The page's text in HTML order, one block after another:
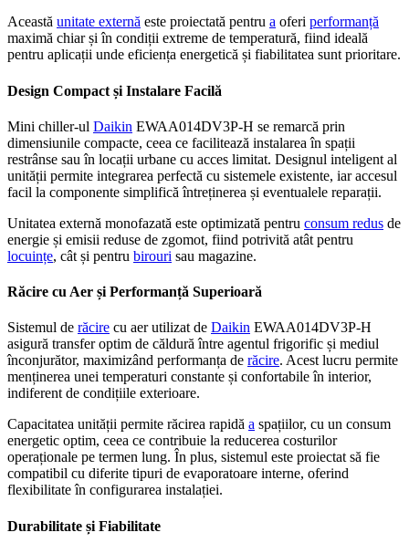
Această unitate externă este proiectată pentru a oferi performanță
maximă chiar și în condiții extreme de temperatură, fiind ideală
pentru aplicații unde eficiența energetică și fiabilitatea sunt prioritare.
Design Compact și Instalare Facilă
Mini chiller-ul Daikin EWAA014DV3P-H se remarcă prin
dimensiunile compacte, ceea ce facilitează instalarea în spații
restrânse sau în locații urbane cu acces limitat. Designul inteligent al
unității permite integrarea perfectă cu sistemele existente, iar accesul
facil la componente simplifică întreținerea și eventualele reparații.
Unitatea externă monofazată este optimizată pentru consum redus de
energie și emisii reduse de zgomot, fiind potrivită atât pentru
locuințe, cât și pentru birouri sau magazine.
Răcire cu Aer și Performanță Superioară
Sistemul de răcire cu aer utilizat de Daikin EWAA014DV3P-H
asigură transfer optim de căldură între agentul frigorific și mediul
înconjurător, maximizând performanța de răcire. Acest lucru permite
menținerea unei temperaturi constante și confortabile în interior,
indiferent de condițiile exterioare.
Capacitatea unității permite răcirea rapidă a spațiilor, cu un consum
energetic optim, ceea ce contribuie la reducerea costurilor
operaționale pe termen lung. În plus, sistemul este proiectat să fie
compatibil cu diferite tipuri de evaporatoare interne, oferind
flexibilitate în configurarea instalației.
Durabilitate și Fiabilitate